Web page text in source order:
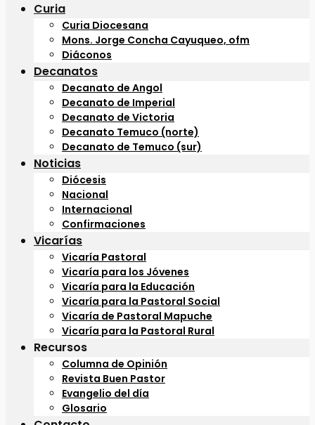
Curia
Curia Diocesana
Mons. Jorge Concha Cayuqueo, ofm
Diáconos
Decanatos
Decanato de Angol
Decanato de Imperial
Decanato de Victoria
Decanato Temuco (norte)
Decanato de Temuco (sur)
Noticias
Diócesis
Nacional
Internacional
Confirmaciones
Vicarías
Vicaría Pastoral
Vicaría para los Jóvenes
Vicaría para la Educación
Vicaría para la Pastoral Social
Vicaría de Pastoral Mapuche
Vicaría para la Pastoral Rural
Recursos
Columna de Opinión
Revista Buen Pastor
Evangelio del día
Glosario